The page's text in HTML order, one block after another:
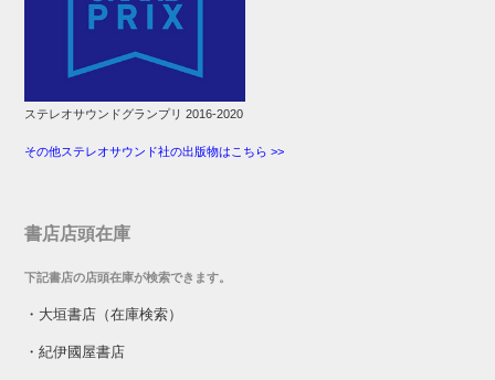
ステレオサウンドグランプリ 2016-2020
その他ステレオサウンド社の出版物はこちら >>
書店店頭在庫
下記書店の店頭在庫が検索できます。
・ 大垣書店（在庫検索）
・紀伊國屋書店